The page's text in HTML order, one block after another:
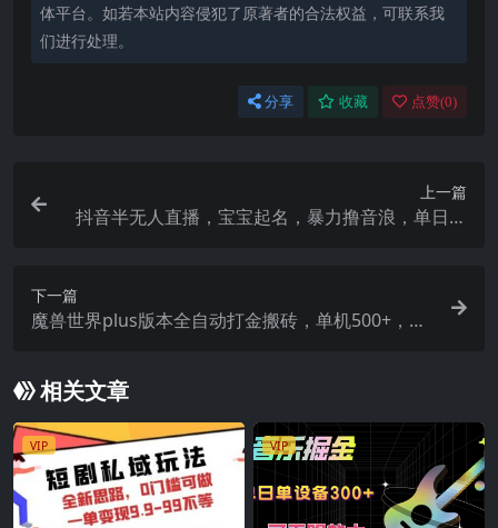
体平台。如若本站内容侵犯了原著者的合法权益，可联系我
们进行处理。
分享 收藏 点赞(0)
上一篇
抖音半无人直播，宝宝起名，暴力撸音浪，单日收
下一篇
魔兽世界plus版本全自动打金搬砖，单机500+，操
相关文章
VIP VIP